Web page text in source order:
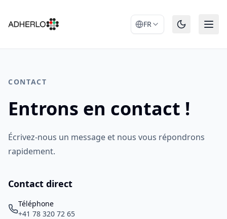
FR
CONTACT
Entrons en contact !
Écrivez-nous un message et nous vous répondrons
rapidement.
Contact direct
Téléphone
+41 78 320 72 65